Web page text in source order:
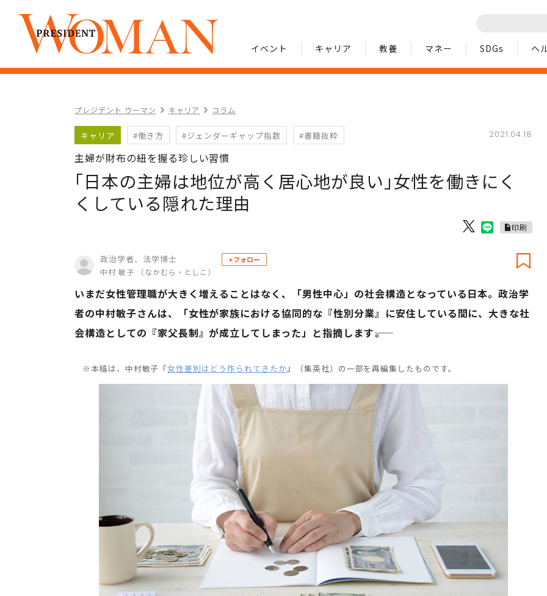
イベント キャリア 教養 マネー SDGs ヘ
プレジデント ウーマン キャリア コラム
キャリア #働き方 #ジェンダーギャップ指数 #書籍抜粋 2021.04.18
主婦が財布の紐を握る珍しい習慣
｢日本の主婦は地位が高く居心地が良い｣女性を働きにく
くしている隠れた理由
印刷
政治学者、法学博士
中村 敏子 （なかむら・としこ）
+フォロー
いまだ女性管理職が大きく増えることはなく、「男性中心」の社会構造となっている日本。政治学
者の中村敏子さんは、「女性が家族における協同的な『性別分業』に安住している間に、大きな社
会構造としての『家父長制』が成立してしまった」と指摘します――。
※本稿は、中村敏子『女性差別はどう作られてきたか』（集英社）の一部を再編集したものです。